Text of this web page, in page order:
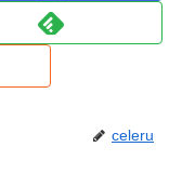
celeru